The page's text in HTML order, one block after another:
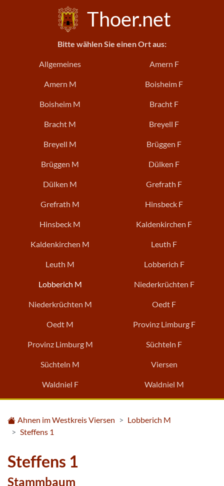
Thoer.net
Bitte wählen Sie einen Ort aus:
Allgemeines Amern F
Amern M Boisheim F
Boisheim M Bracht F
Bracht M Breyell F
Breyell M Brüggen F
Brüggen M Dülken F
Dülken M Grefrath F
Grefrath M Hinsbeck F
Hinsbeck M Kaldenkirchen F
Kaldenkirchen M Leuth F
Leuth M Lobberich F
Lobberich M Niederkrüchten F
Niederkrüchten M Oedt F
Oedt M Provinz Limburg F
Provinz Limburg M Süchteln F
Süchteln M Viersen
Waldniel F Waldniel M
Ahnen im Westkreis Viersen
Lobberich M
Steffens 1
Steffens 1
Stammbaum